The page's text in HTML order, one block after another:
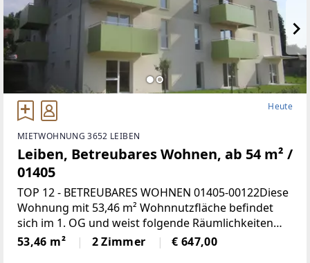
Heute
MIETWOHNUNG 3652 LEIBEN
Leiben, Betreubares Wohnen, ab 54 m² /
01405
TOP 12 - BETREUBARES WOHNEN 01405-00122Diese
Wohnung mit 53,46 m² Wohnnutzfläche befindet
sich im 1. OG und weist folgende Räumlichkeiten
auf:Wohnküche, 1 Schlafzimmer, Bad mit WC,
Vorraum und LoggiaMiete mind.
53,46 m² 2 Zimmer € 647,00